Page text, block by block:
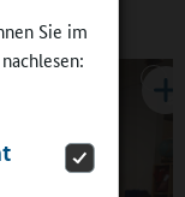
Sie im